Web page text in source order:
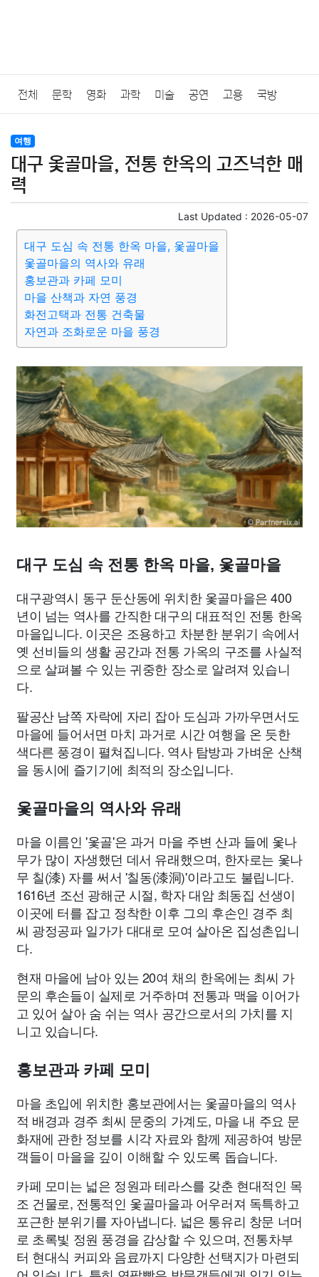
전체 문학 영화 과학 미술 공연 고용 국방
법률
질병 가요 방송 일상 주식 암호화폐 블록체인
미용 증권 인테리어
요리 상품리뷰 원예 금융 게임 스포츠
대출 자동차 취미 여행
종교 사회 정치 건강 의료
부동산 외국어 교육 교통 생활 기타
여행
대구 옻골마을, 전통 한옥의 고즈넉한 매
력
Last Updated : 2026-05-07
대구 도심 속 전통 한옥 마을, 옻골마을
옻골마을의 역사와 유래
홍보관과 카페 모미
마을 산책과 자연 풍경
화전고택과 전통 건축물
자연과 조화로운 마을 풍경
대구 도심 속 전통 한옥 마을, 옻골마을
대구광역시 동구 둔산동에 위치한 옻골마을은 400
년이 넘는 역사를 간직한 대구의 대표적인 전통 한옥
마을입니다. 이곳은 조용하고 차분한 분위기 속에서
옛 선비들의 생활 공간과 전통 가옥의 구조를 사실적
으로 살펴볼 수 있는 귀중한 장소로 알려져 있습니
다.
팔공산 남쪽 자락에 자리 잡아 도심과 가까우면서도
마을에 들어서면 마치 과거로 시간 여행을 온 듯한
색다른 풍경이 펼쳐집니다. 역사 탐방과 가벼운 산책
을 동시에 즐기기에 최적의 장소입니다.
옻골마을의 역사와 유래
마을 이름인 '옻골'은 과거 마을 주변 산과 들에 옻나
무가 많이 자생했던 데서 유래했으며, 한자로는 옻나
무 칠(漆) 자를 써서 '칠동(漆洞)'이라고도 불립니다.
1616년 조선 광해군 시절, 학자 대암 최동집 선생이
이곳에 터를 잡고 정착한 이후 그의 후손인 경주 최
씨 광정공파 일가가 대대로 모여 살아온 집성촌입니
다.
현재 마을에 남아 있는 20여 채의 한옥에는 최씨 가
문의 후손들이 실제로 거주하며 전통과 맥을 이어가
고 있어 살아 숨 쉬는 역사 공간으로서의 가치를 지
니고 있습니다.
홍보관과 카페 모미
마을 초입에 위치한 홍보관에서는 옻골마을의 역사
적 배경과 경주 최씨 문중의 가계도, 마을 내 주요 문
화재에 관한 정보를 시각 자료와 함께 제공하여 방문
객들이 마을을 깊이 이해할 수 있도록 돕습니다.
카페 모미는 넓은 정원과 테라스를 갖춘 현대적인 목
조 건물로, 전통적인 옻골마을과 어우러져 독특하고
포근한 분위기를 자아냅니다. 넓은 통유리 창문 너머
로 초록빛 정원 풍경을 감상할 수 있으며, 전통차부
터 현대식 커피와 음료까지 다양한 선택지가 마련되